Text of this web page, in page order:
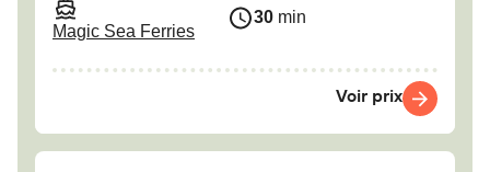
Magic Sea Ferries
30 min
Voir prix